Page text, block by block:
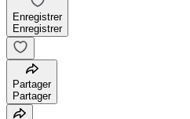
Enregistrer
Enregistrer
Partager
Partager